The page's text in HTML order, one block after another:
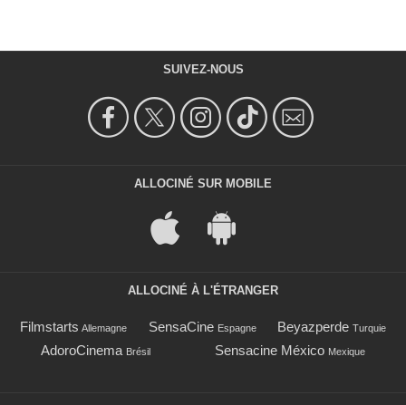
SUIVEZ-NOUS
ALLOCINÉ SUR MOBILE
ALLOCINÉ À L'ÉTRANGER
Filmstarts Allemagne SensaCine Espagne Beyazperde Turquie
AdoroCinema Brésil Sensacine México Mexique